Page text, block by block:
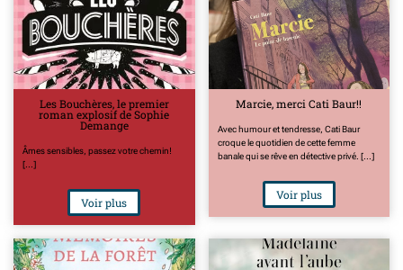
Les Bouchères, le premier
roman explosif de Sophie
Demange
Âmes sensibles, passez votre chemin!
[...]
Voir plus
Marcie, merci Cati Baur!!
Avec humour et tendresse, Cati Baur
croque le quotidien de cette femme
banale qui se rêve en détective privé. [...]
Voir plus